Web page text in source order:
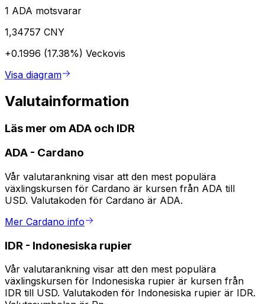
1 ADA motsvarar
1,34757 CNY
+0.1996 (17.38%) Veckovis
Visa diagram
Valutainformation
Läs mer om ADA och IDR
ADA - Cardano
Vår valutarankning visar att den mest populära
växlingskursen för Cardano är kursen från ADA till
USD. Valutakoden för Cardano är ADA.
Mer Cardano info
IDR - Indonesiska rupier
Vår valutarankning visar att den mest populära
växlingskursen för Indonesiska rupier är kursen från
IDR till USD. Valutakoden för Indonesiska rupier är IDR.